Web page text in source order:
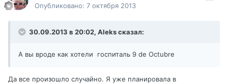
Опубликовано: 7 октября 2013
30.09.2013 в 20:02, Aleks сказал:
А вы вроде как хотели госпиталь 9 de Octubre
Да все произошло случайно. Я уже планировала в